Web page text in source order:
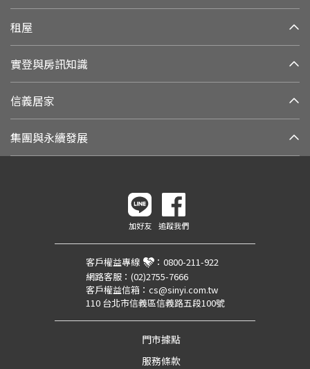
租屋
實登與房訊知識
信義居家
集團與永續發展
加好友 追蹤我們
客戶權益專線 ： 0800-211-922
網路客服： (02)2755-7666
客戶權益信箱： cs@sinyi.com.tw
110 台北市信義區信義路五段100號
門市據點
服務條款